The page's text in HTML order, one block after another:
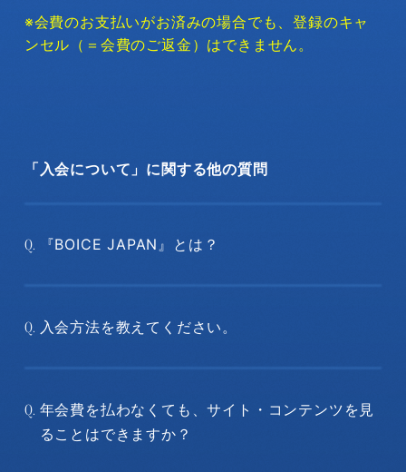
※会費のお支払いがお済みの場合でも、登録のキャ
ンセル（＝会費のご返金）はできません。
「入会について」に関する他の質問
Q. 『BOICE JAPAN』とは？
Q. 入会方法を教えてください。
Q. 年会費を払わなくても、サイト・コンテンツを見
ることはできますか？